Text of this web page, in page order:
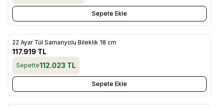
Sepete Ekle
Yeni
Favorilere Ekle
22 Ayar Tül Samanyolu Bileklik 18 cm
117.919 TL
Sepette112.023 TL
Sepete Ekle